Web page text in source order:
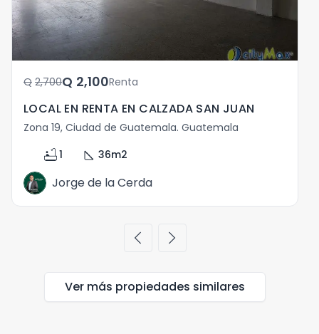
Q	2,700 Q	2,100Renta
LOCAL EN RENTA EN CALZADA SAN JUAN
Zona 19, Ciudad de Guatemala. Guatemala
bathtub1 square_foot 36m2
Jorge de la Cerda
chevron_left chevron_right
Ver más propiedades similares